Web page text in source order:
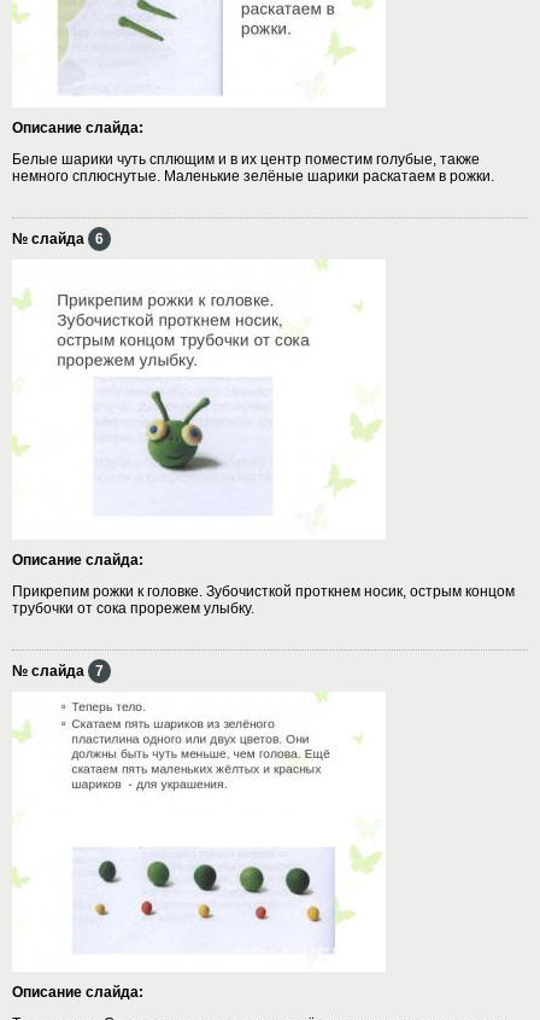
Описание слайда:
Белые шарики чуть сплющим и в их центр поместим голубые, также
немного сплюснутые. Маленькие зелёные шарики раскатаем в рожки.
№ слайда 6
Описание слайда:
Прикрепим рожки к головке. Зубочисткой проткнем носик, острым концом
трубочки от сока прорежем улыбку.
№ слайда 7
Описание слайда: